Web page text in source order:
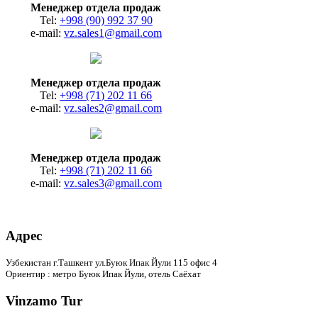
Менеджер отдела продаж
Tel: +998 (90) 992 37 90
e-mail: vz.sales1@gmail.com
Менеджер отдела продаж
Tel:+998 (71) 202 11 66
e-mail: vz.sales2@gmail.com
Менеджер отдела продаж
Tel:+998 (71) 202 11 66
e-mail: vz.sales3@gmail.com
Адрес
Узбекистан г.Ташкент ул.Буюк Ипак Йули 115 офис 4
Ориентир : метро Буюк Ипак Йули, отель Саёхат
Vinzamo Tur